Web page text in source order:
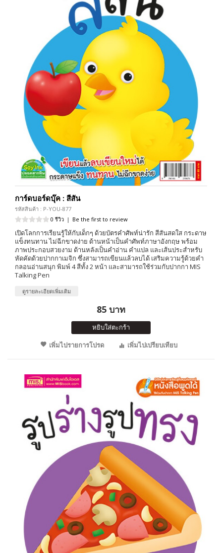
การ์ดบอร์ดบุ๊ค : สีสัน
รหัสสินค้า : P-YOU-877
0 รีวิว | Be the first to review
เปิดโลกการเรียนรู้ให้กับเด็กๆ ด้วยบัตรคำศัพท์น่ารัก สีสันสดใส กระดาษ
แข็งทนทาน ไม่ฉีกขาดง่าย ด้านหน้าเป็นคำศัพท์ภาษาอังกฤษ พร้อม
ภาพประกอบสวยงาม ด้านหลังเป็นคำอ่าน คำแปล และเส้นประสำหรับ
หัดคัดด้วยปากกาเมจิก ซึ่งสามารถเขียนแล้วลบได้ เสริมความรู้ด้วยคำ
กลอนอ่านสนุก พิมพ์ 4 สีทั้ง 2 หน้า และสามารถใช้ร่วมกับปากกา MIS
Talking Pen
ดูรายละเอียดเพิ่มเติม
85 บาท
หยิบใส่ตะกร้า
เพิ่มไปรายการโปรด
เพิ่มไปเปรียบเทียบ